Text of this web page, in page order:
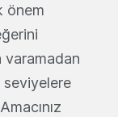
önem
varamadan
seviyelere